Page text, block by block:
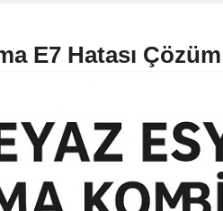
E7 Hatası